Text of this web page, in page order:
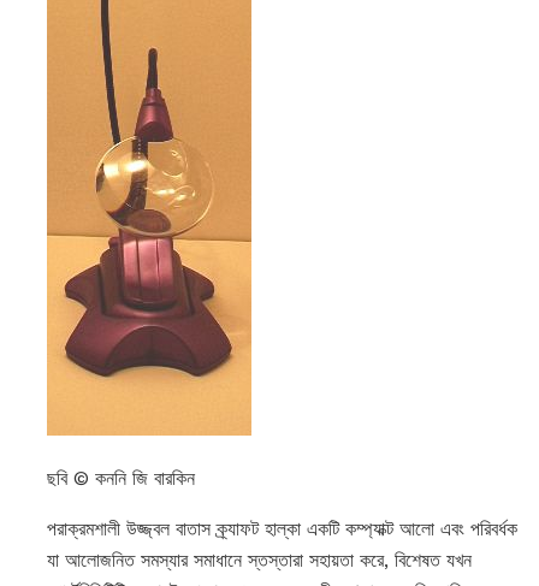
ছবি © কননি জি বারকিন
পরাক্রমশালী উজ্জ্বল বাতাস ক্র্যাফট হাল্কা একটি কম্প্যাক্ট আলো এবং পরিবর্ধক
যা আলোজনিত সমস্যার সমাধানে স্তস্তারা সহায়তা করে, বিশেষত যখন